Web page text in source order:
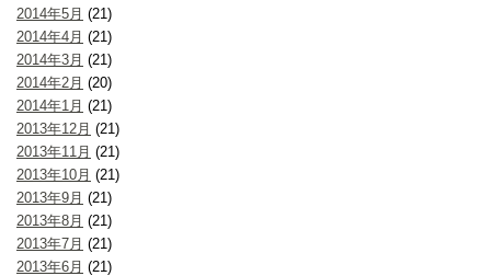
2014年5月 (21)
2014年4月 (21)
2014年3月 (21)
2014年2月 (20)
2014年1月 (21)
2013年12月 (21)
2013年11月 (21)
2013年10月 (21)
2013年9月 (21)
2013年8月 (21)
2013年7月 (21)
2013年6月 (21)